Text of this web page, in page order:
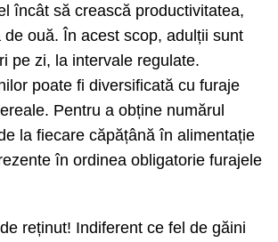
încât să crească productivitatea,
ouă. În acest scop, adulții sunt
pe zi, la intervale regulate.
poate fi diversificată cu furaje
Pentru a obține numărul
la fiecare căpățână în alimentație
în ordinea obligatorie furajele
reținut! Indiferent ce fel de găini